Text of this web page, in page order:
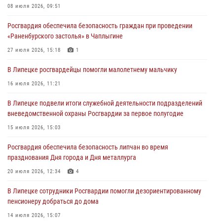
детских оздоровительно-образовательных объектов в Липецкой
31 июля 2026, 15:49
Лекция по финансовой грамотности прошла для сотрудников
30 июля 2026, 15:25
вопросов и ответов
29 июля 2026, 15:05
08 июля 2026, 09:51
Росгвардия обеспечила безопасность граждан при проведении
«Раненбурского застолья» в Чаплыгине
27 июля 2026, 15:18 1
В Липецке росгвардейцы помогли малолетнему мальчику
16 июля 2026, 11:21
В Липецке подвели итоги служебной деятельности подразделений
вневедомственной охраны Росгвардии за первое полугодие
15 июля 2026, 15:03
Росгвардия обеспечила безопасность липчан во время
празднования Дня города и Дня металлурга
20 июля 2026, 12:34 4
В Липецке сотрудники Росгвардии помогли дезориентированному
пенсионеру добраться до дома
14 июля 2026, 15:07